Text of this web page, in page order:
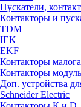
Пускатели,
Контакторы и
TDM
IEK
EKF
Контакторы
Контакторы
Доп. устройства
Schneider Electric